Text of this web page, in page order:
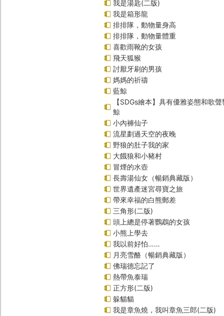
我是湯匙(二版)
我是箱形龍
排排隊，動物量身高
排排隊，動物量體重
喜歡雨靴的女孩
飛天狐猴
討厭牙刷的男孩
媽媽的祈禱
藍鯨
【SDGs繪本】具有優雅姿態和歌
鯨
小內褲仙子
流星劃過天空的夜晚
野狼的肚子我的家
大餓狼和小豬村
冒煙的水壺
長壽湯仙女（暢銷典藏版）
世界遺產迷宮尋寶之旅
帶來幸福的白熊郵差
三角形(二版)
頭上總是停著鸚鵡的女孩
小熊上學去
我以前好怕……
月亮雪酪（暢銷典藏版）
佛瑞德忘記了
熱帶魚泰瑞
正方形(二版)
躲貓貓
我是章魚燒，我叫章魚三郎(二版)